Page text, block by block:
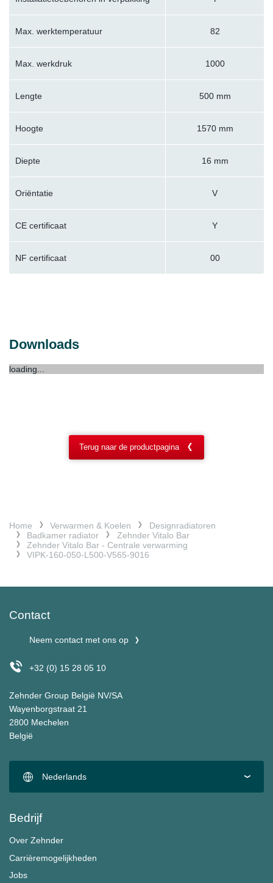
Max. werktemperatuur 82
Max. werkdruk 1000
Lengte 500 mm
Hoogte 1570 mm
Diepte 16 mm
Oriëntatie V
CE certificaat Y
NF certificaat 00
Downloads
loading...
Terug naar de productpagina
Home Verwarmen & Koelen
Designradiatoren
Badkamer radiator
Zehnder Vitalo Bar
Zehnder Vitalo Bar - Centrale verwarming
VIPK-160-050-L500-V565-9016
Contact
Neem contact met ons op
+32 (0) 15 28 05 10
Zehnder Group België NV/SA
Wayenborgstraat 21
2800 Mechelen
België
Nederlands
Bedrijf
Over Zehnder
Carrièremogelijkheden
Jobs